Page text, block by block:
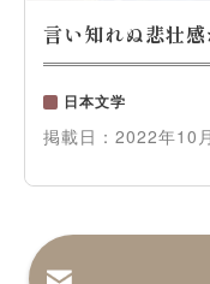
言い知れぬ悲壮
日本文学
掲載日： 2022年10